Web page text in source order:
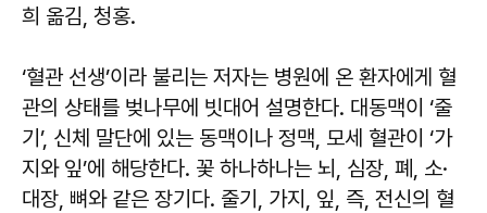
희 옮김, 청홍.
‘혈관 선생’이라 불리는 저자는 병원에 온 환자에게 혈
관의 상태를 벚나무에 빗대어 설명한다. 대동맥이 ‘줄
기’, 신체 말단에 있는 동맥이나 정맥, 모세 혈관이 ‘가
지와 잎’에 해당한다. 꽃 하나하나는 뇌, 심장, 폐, 소·
대장, 뼈와 같은 장기다. 줄기, 가지, 잎, 즉, 전신의 혈